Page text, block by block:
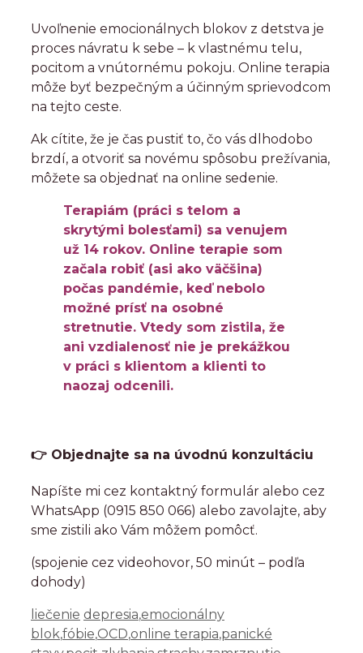
Uvoľnenie emocionálnych blokov z detstva je
proces návratu k sebe – k vlastnému telu,
pocitom a vnútornému pokoju. Online terapia
môže byť bezpečným a účinným sprievodcom
na tejto ceste.
Ak cítite, že je čas pustiť to, čo vás dlhodobo
brzdí, a otvoriť sa novému spôsobu prežívania,
môžete sa objednať na online sedenie.
Terapiám (práci s telom a
skrytými bolesťami) sa venujem
už 14 rokov. Online terapie som
začala robiť (asi ako väčšina)
počas pandémie, keď nebolo
možné prísť na osobné
stretnutie. Vtedy som zistila, že
ani vzdialenosť nie je prekážkou
v práci s klientom a klienti to
naozaj odcenili.
👉 Objednajte sa na úvodnú konzultáciu
Napíšte mi cez kontaktný formulár alebo cez
WhatsApp (0915 850 066) alebo zavolajte, aby
sme zistili ako Vám môžem pomôcť.
(spojenie cez videohovor, 50 minút – podľa
dohody)
Kategórie
liečenie Značky
depresia,emocionálny
blok,fóbie,OCD,online terapia,panické